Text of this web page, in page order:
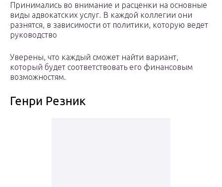
Принимались во внимание и расценки на основные
виды адвокатских услуг. В каждой коллегии они
разнятся, в зависимости от политики, которую ведет
руководство
Уверены, что каждый сможет найти вариант,
который будет соответствовать его финансовым
возможностям.
Генри Резник